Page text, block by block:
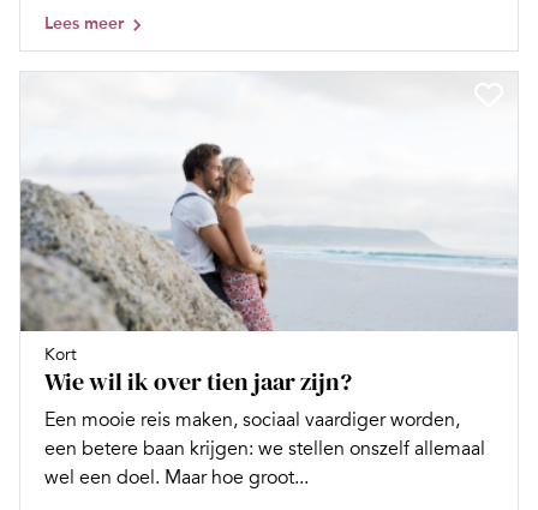
Lees meer
Kort
Wie wil ik over tien jaar zijn?
Een mooie reis maken, sociaal vaardiger worden,
een betere baan krijgen: we stellen onszelf allemaal
wel een doel. Maar hoe groot...